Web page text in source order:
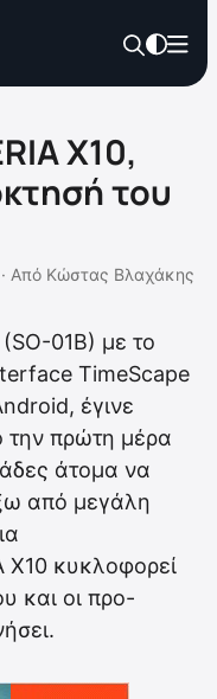
X10,
του
· Από Κώστας Βλαχάκης
01B) με το
TimeScape
έγινε
την πρώτη μέρα
άτομα να
από μεγάλη
X10 κυκλοφορεί
και οι προ-